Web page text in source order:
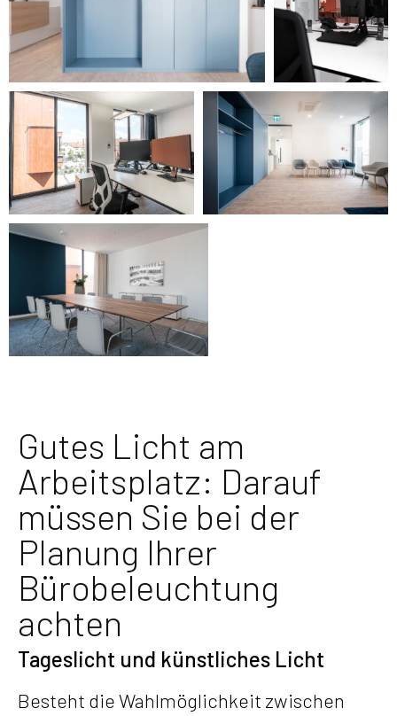
Gutes Licht am
Arbeitsplatz: Darauf
müssen Sie bei der
Planung Ihrer
Bürobeleuchtung
achten
Tageslicht und künstliches Licht
Besteht die Wahlmöglichkeit zwischen